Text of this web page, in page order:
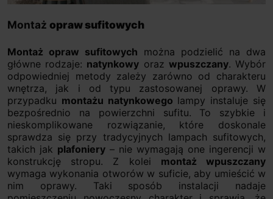
Montaż opraw sufitowych
Montaż opraw sufitowych można podzielić na dwa
główne rodzaje: natynkowy oraz wpuszczany. Wybór
odpowiedniej metody zależy zarówno od charakteru
wnętrza, jak i od typu zastosowanej oprawy. W
przypadku montażu natynkowego lampy instaluje się
bezpośrednio na powierzchni sufitu. To szybkie i
nieskomplikowane rozwiązanie, które doskonale
sprawdza się przy tradycyjnych lampach sufitowych,
takich jak plafoniery – nie wymagają one ingerencji w
konstrukcję stropu. Z kolei montaż wpuszczany
wymaga wykonania otworów w suficie, aby umieścić w
nim oprawy. Taki sposób instalacji nadaje